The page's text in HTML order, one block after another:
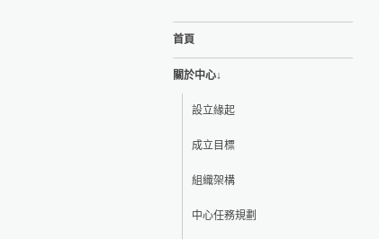
首頁
關於中心↓
設立緣起
成立目標
組織架構
中心任務規劃